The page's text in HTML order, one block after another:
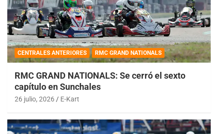
CENTRALES ANTERIORES RMC GRAND NATIONALS
RMC GRAND NATIONALS: Se cerró el sexto
capítulo en Sunchales
26 julio, 2026 E-Kart